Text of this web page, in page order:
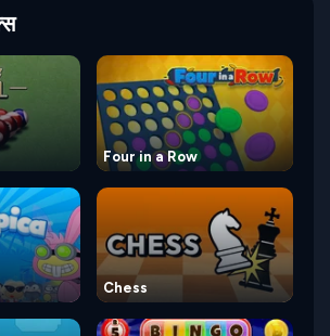
Four in a Row
Chess